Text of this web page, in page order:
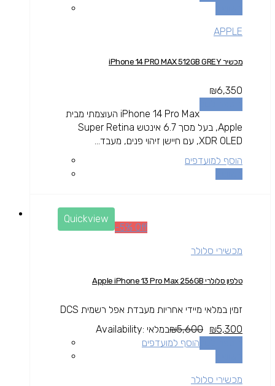
APPLE
מכשיר iPhone 14 PRO MAX 512GB GREY
₪6,350
iPhone 14 Pro Max העוצמתי מבית
Apple, בעל מסך 6.7 אינטש Super Retina
XDR OLED, עם חיישן זיהוי פנים, מעבד...
הוסף למועדפים
Quickview
-5% Off
מכשירי סלולר
טלפון סלולרי Apple iPhone 13 Pro Max 256GB
זמין במלאי מיידי אחריות מעבדת אפל רשמית DCS
₪5,600 ₪5,300
Availability: במלאי
הוסף למועדפים
מכשירי סלולר